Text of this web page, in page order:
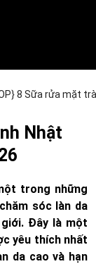
8 Sữa rửa mặt
Nhật
trong những
sóc làn da
Đây là một
yêu thích nhất
da cao và hạn